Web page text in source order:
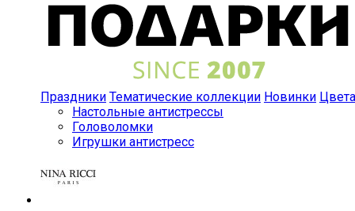
Праздники Тематические коллекции Новинки Цвета
Настольные антистрессы
Головоломки
Игрушки антистресс